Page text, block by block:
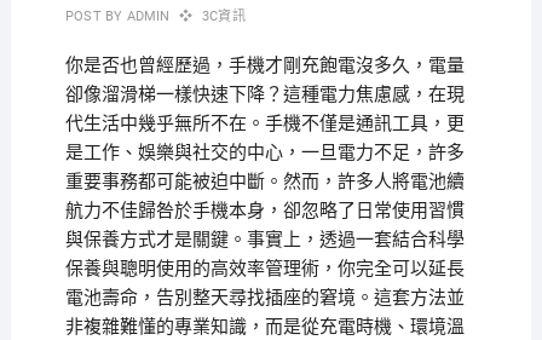
POST BY ADMIN 3C資訊
你是否也曾經歷過，手機才剛充飽電沒多久，電量
卻像溜滑梯一樣快速下降？這種電力焦慮感，在現
代生活中幾乎無所不在。手機不僅是通訊工具，更
是工作、娛樂與社交的中心，一旦電力不足，許多
重要事務都可能被迫中斷。然而，許多人將電池續
航力不佳歸咎於手機本身，卻忽略了日常使用習慣
與保養方式才是關鍵。事實上，透過一套結合科學
保養與聰明使用的高效率管理術，你完全可以延長
電池壽命，告別整天尋找插座的窘境。這套方法並
非複雜難懂的專業知識，而是從充電時機、環境溫